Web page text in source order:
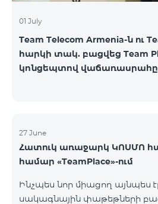
01 July
Team Telecom Armenia-ն ու
հարկի տակ. բացվեց Team
կոնցեպտով վաճառասրահը
27 June
Հատուկ առաջարկ ԿՈՍՄՈ
համար «TeamPlace»-ում
Ինչպես նոր միացող այնպես
սակագնային փաթեթների